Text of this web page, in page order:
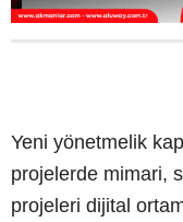
Yeni yönetmelik
projelerde mimari,
projeleri dijital